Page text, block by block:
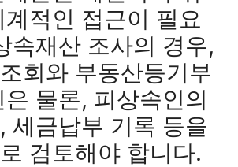
적인 접근이 필요
속재산 조사의 경우,
회와 부동산등기부
물론, 피상속인의
세금납부 기록 등을
검토해야 합니다.